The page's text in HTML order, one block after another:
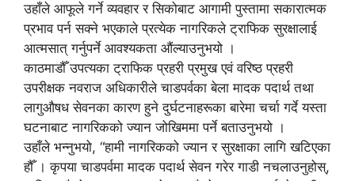
उहाँले आफूले गर्ने व्यवहार र सिकोबाट आगामी पुस्तामा सकारात्मक
प्रभाव पर्न सक्ने भएकाले प्रत्येक नागरिकले ट्राफिक सुरक्षालाई
आत्मसात् गर्नुपर्ने आवश्यकता औंल्याउनुभयो ।
काठमाडौँ उपत्यका ट्राफिक प्रहरी प्रमुख एवं वरिष्ठ प्रहरी
उपरीक्षक नवराज अधिकारीले चाडपर्वका बेला मादक पदार्थ तथा
लागुऔषध सेवनका कारण हुने दुर्घटनाहरूका बारेमा चर्चा गर्दे यस्ता
घटनाबाट नागरिकको ज्यान जोखिममा पर्ने बताउनुभयो ।
उहाँले भन्नुभयो, “हामी नागरिकको ज्यान र सुरक्षाका लागि खटिएका
हौँ । कृपया चाडपर्वमा मादक पदार्थ सेवन गरेर गाडी नचलाउनुहोस्,